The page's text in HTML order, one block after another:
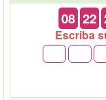
08 22
Escriba